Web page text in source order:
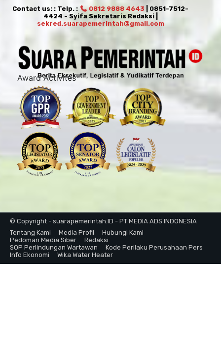
Contact us: : Telp. : 0812 9888 4643 | 0851-7512-
4424 - Syifa Sekretaris Redaksi |
sekred.suarapemerintah@gmail.com
Award Activites
© Copyright - suarapemerintah.ID - PT MEDIA ADS INDONESIA
Tentang Kami
Media Profil
Hubungi Kami
Pedoman Media Siber
Redaksi
SOP Perlindungan Wartawan
Kode Perilaku Perusahaan Pers
Info Ekonomi
Wika Water Heater